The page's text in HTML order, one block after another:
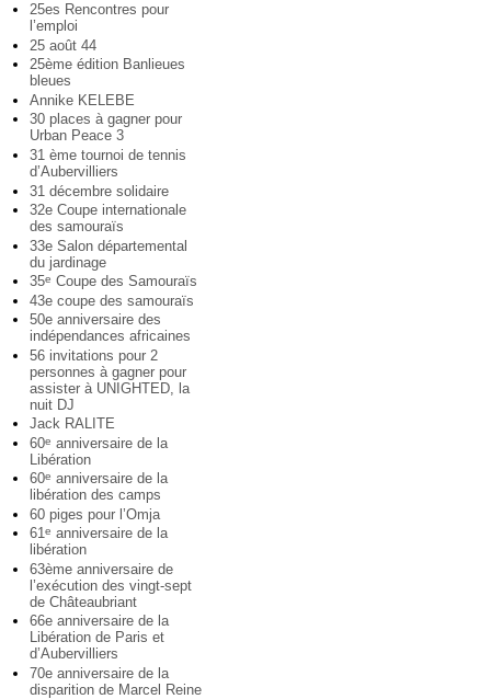
25es Rencontres pour
l’emploi
25 août 44
25ème édition Banlieues
bleues
Annike KELEBE
30 places à gagner pour
Urban Peace 3
31 ème tournoi de tennis
d’Aubervilliers
31 décembre solidaire
32e Coupe internationale
des samouraïs
33e Salon départemental
du jardinage
35e Coupe des Samouraïs
43e coupe des samouraïs
50e anniversaire des
indépendances africaines
56 invitations pour 2
personnes à gagner pour
assister à UNIGHTED, la
nuit DJ
Jack RALITE
60e anniversaire de la
Libération
60e anniversaire de la
libération des camps
60 piges pour l’Omja
61e anniversaire de la
libération
63ème anniversaire de
l’exécution des vingt-sept
de Châteaubriant
66e anniversaire de la
Libération de Paris et
d’Aubervilliers
70e anniversaire de la
disparition de Marcel Reine